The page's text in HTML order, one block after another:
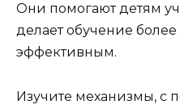
Они помогают детям
делает обучение
эффективным.
Изучите механизмы, с